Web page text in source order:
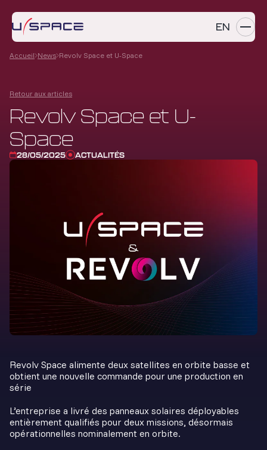
EN
PRODUITS
RÉFÉRENCES
ENTREPRISE
Contactez-nous
Accueil News Revolv Space et U-Space
Retour aux articles
Revolv Space et U-
Space
28/05/2025 ACTUALITÉS
Revolv Space alimente deux satellites en orbite basse et
obtient une nouvelle commande pour une production en
série
L’entreprise a livré des panneaux solaires déployables
entièrement qualifiés pour deux missions, désormais
opérationnelles nominalement en orbite.